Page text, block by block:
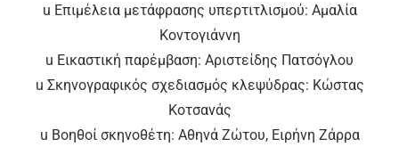
u Επιμέλεια μετάφρασης υπερτιτλισμού: Αμαλία
Κοντογιάννη
u Εικαστική παρέμβαση: Αριστείδης Πατσόγλου
u Σκηνογραφικός σχεδιασμός κλεψύδρας: Κώστας
Κοτσανάς
u Βοηθοί σκηνοθέτη: Αθηνά Ζώτου, Ειρήνη Ζάρρα